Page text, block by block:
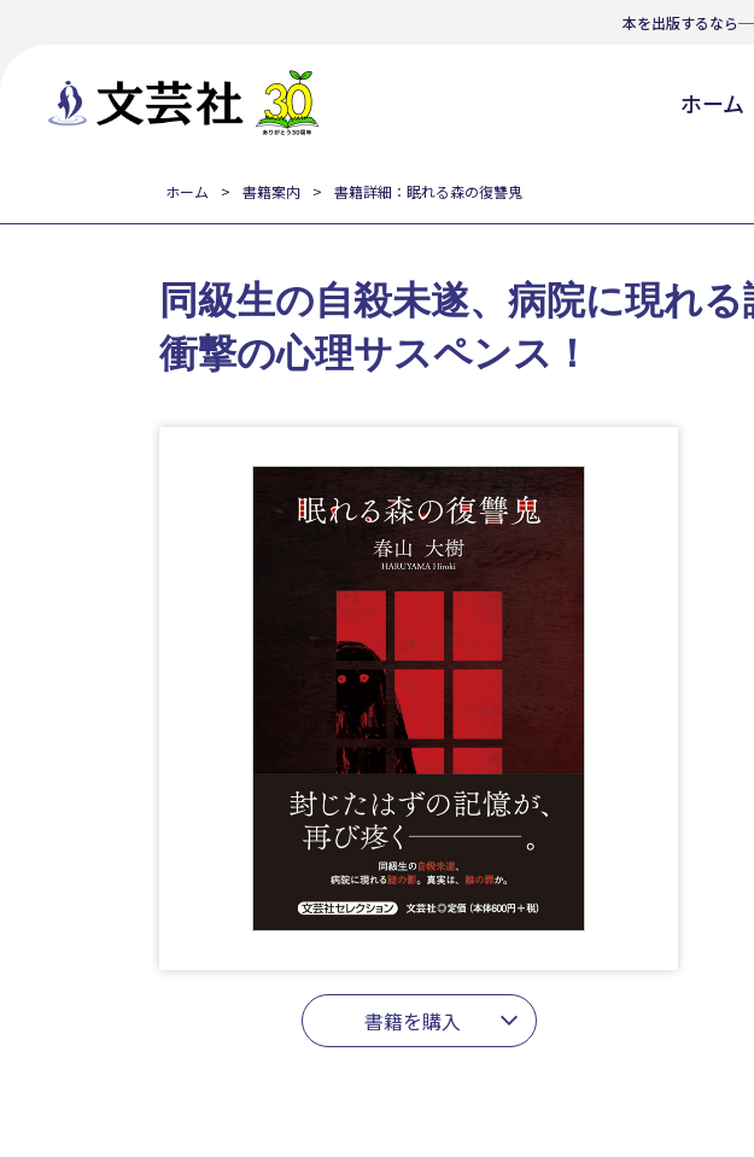
本を出版するなら
ホーム
ホーム 書籍案内 書籍詳細：眠れる森の復讐鬼
書籍を購入
同級生の自殺未遂、病院に現れる
衝撃の心理サスペンス！